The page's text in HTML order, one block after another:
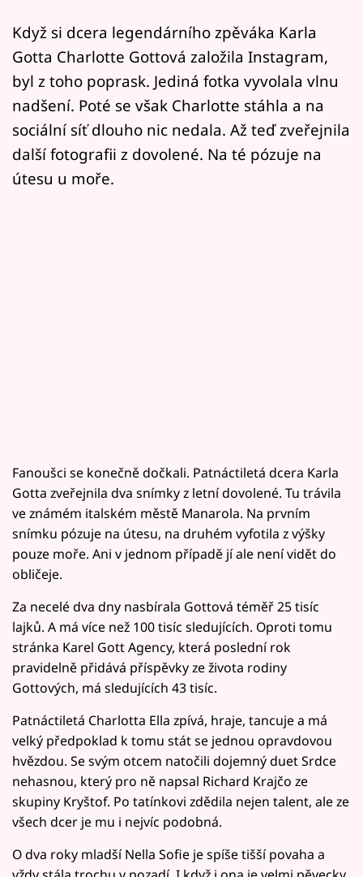
Sledujte nás
Když si dcera legendárního zpěváka Karla
Gotta Charlotte Gottová založila Instagram,
byl z toho poprask. Jediná fotka vyvolala vlnu
nadšení. Poté se však Charlotte stáhla a na
sociální síť dlouho nic nedala. Až teď zveřejnila
další fotografii z dovolené. Na té pózuje na
útesu u moře.
Fanoušci se konečně dočkali. Patnáctiletá dcera Karla
Gotta zveřejnila dva snímky z letní dovolené. Tu trávila
ve známém italském městě Manarola. Na prvním
snímku pózuje na útesu, na druhém vyfotila z výšky
pouze moře. Ani v jednom případě jí ale není vidět do
obličeje.
Za necelé dva dny nasbírala Gottová téměř 25 tisíc
lajků. A má více než 100 tisíc sledujících. Oproti tomu
stránka Karel Gott Agency, která poslední rok
pravidelně přidává příspěvky ze života rodiny
Gottových, má sledujících 43 tisíc.
Patnáctiletá Charlotta Ella zpívá, hraje, tancuje a má
velký předpoklad k tomu stát se jednou opravdovou
hvězdou. Se svým otcem natočili dojemný duet Srdce
nehasnou, který pro ně napsal Richard Krajčo ze
skupiny Kryštof. Po tatínkovi zdědila nejen talent, ale ze
všech dcer je mu i nejvíc podobná.
O dva roky mladší Nella Sofie je spíše tišší povaha a